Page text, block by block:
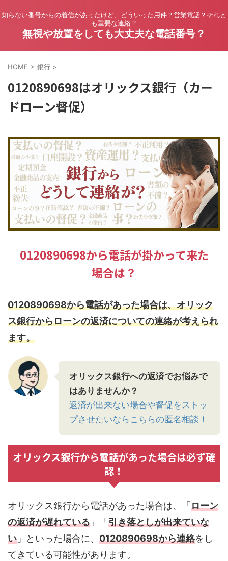
知らない番号からの着信があったけど、どういった用件？営業電話？それと
も重要な連絡？
無視や放置をしても大丈夫な電話番号？
HOME > 銀行 >
0120890698はオリックス銀行（カー
ドローン督促）
0120890698から電話が掛かって来た
場合は？
0120890698から電話があった場合は、オリック
ス銀行からローンの返済についての連絡が考えられ
ます。
オリックス銀行への返済でお悩みで
はありませんか？
返済が出来ない場合や督促をストッ
プさせたいならこちらの匿名相談！
オリックス銀行から電話があった場合は必ず確
認！
オリックス銀行から電話があった場合は、「 ローン
の返済が遅れている 」「 引き落としが出来ていな
い 」といった場合に、 0120890698から連絡をし
てきている可能性があります。